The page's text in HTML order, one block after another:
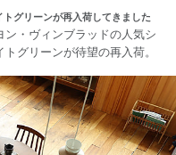
グリーンが再入荷してきました
・ヴィンブラッドの人気シ
グリーンが待望の再入荷。